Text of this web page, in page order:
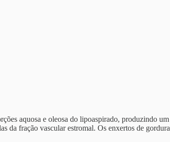
aquosa e oleosa do lipoaspirado, produzindo
da fração vascular estromal. Os enxertos de